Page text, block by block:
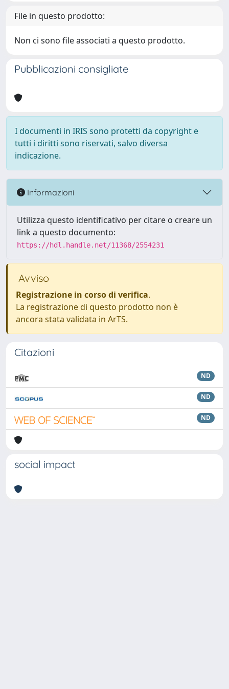
File in questo prodotto:
Non ci sono file associati a questo prodotto.
Pubblicazioni consigliate
I documenti in IRIS sono protetti da copyright e
tutti i diritti sono riservati, salvo diversa
indicazione.
Informazioni
Utilizza questo identificativo per citare o creare un
link a questo documento:
https://hdl.handle.net/11368/2554231
Avviso
Registrazione in corso di verifica.
La registrazione di questo prodotto non è
ancora stata validata in ArTS.
Citazioni
ND
ND
ND
social impact